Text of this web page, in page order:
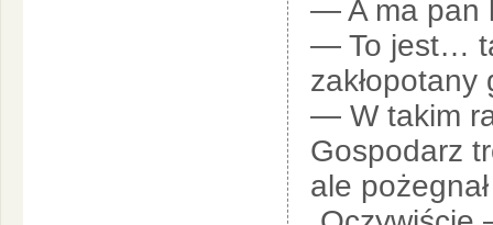
— A ma pan
— To jest…
— W takim
Gospodarz
ale